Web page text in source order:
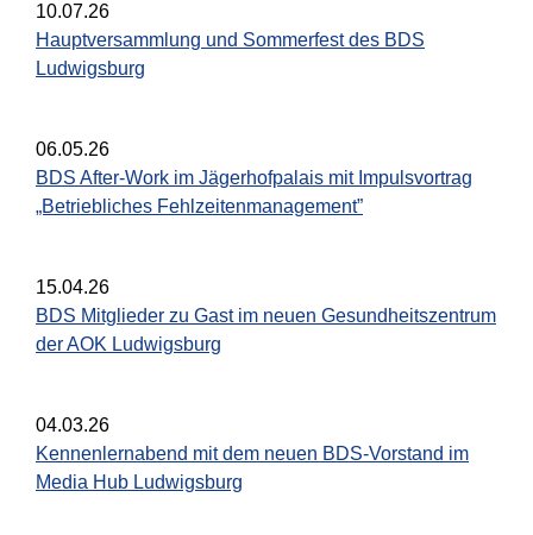
10.07.26
Hauptversammlung und Sommerfest des BDS
Ludwigsburg
06.05.26
BDS After-Work im Jägerhofpalais mit Impulsvortrag
„Betriebliches Fehlzeitenmanagement”
15.04.26
BDS Mitglieder zu Gast im neuen Gesundheitszentrum
der AOK Ludwigsburg
04.03.26
Kennenlernabend mit dem neuen BDS-Vorstand im
Media Hub Ludwigsburg